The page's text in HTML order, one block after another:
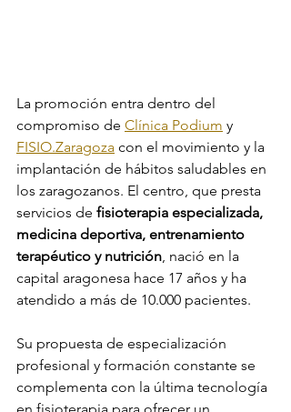
La promoción entra dentro del
compromiso de Clínica Podium y
FISIO.Zaragoza con el movimiento y la
implantación de hábitos saludables en
los zaragozanos. El centro, que presta
servicios de fisioterapia especializada,
medicina deportiva, entrenamiento
terapéutico y nutrición, nació en la
capital aragonesa hace 17 años y ha
atendido a más de 10.000 pacientes.
Su propuesta de especialización
profesional y formación constante se
complementa con la última tecnología